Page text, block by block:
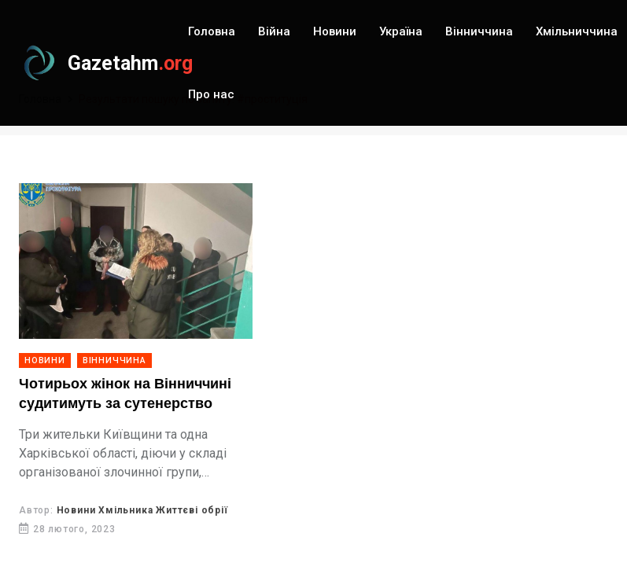
Gazetahm.org
Головна Війна Новини Україна Вінниччина Хмільниччина
Про нас
Результати пошуку по запиту: #проституція
НОВИНИ ВІННИЧЧИНА
Чотирьох жінок на Вінниччині
судитимуть за сутенерство
Три жительки Київщини та одна
Харківської області, діючи у складі
організованої злочинної групи,
зайняття проституцією на території
Вінниччини
Автор: Новини Хмільника Життєві обрії
28 лютого, 2023